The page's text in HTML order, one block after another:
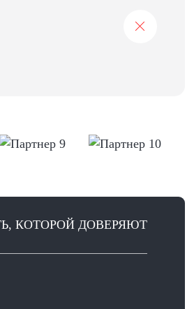
КОТОРОЙ ДОВЕРЯЮТ